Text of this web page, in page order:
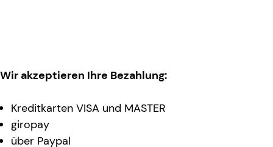
Wir akzeptieren Ihre Bezahlung:
Kreditkarten VISA und MASTER
giropay
über Paypal